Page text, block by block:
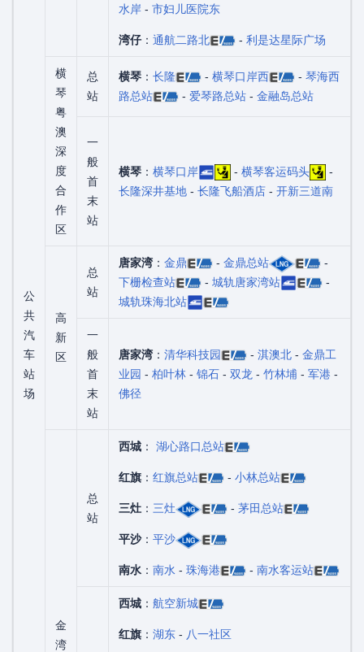
公
共
汽
车
站
场
水岸 - 市妇儿医院东
湾仔 ： 通航二路北 - 利是达星际广场
横
琴
粤
澳
深
度
合
作
区
总
站
横琴 ： 长隆 - 横琴口岸西 - 琴海西
路总站
- 爱琴路总站 - 金融岛总站
一
般
首
末
站
横琴 ： 横琴口岸 - 横琴客运码头
-
长隆深井基地 - 长隆飞船酒店 - 开新三道南
高
新
区
总
站
唐家湾 ： 金鼎 - 金鼎总站
-
下栅检查站
- 城轨唐家湾站
-
城轨珠海北站
一
般
首
末
站
唐家湾 ： 清华科技园 - 淇澳北 - 金鼎工
业园 - 柏叶林 - 锦石 - 双龙 - 竹林埔 - 军港 -
佛径
金
湾
总
站
西城 ： 湖心路口总站
红旗 ： 红旗总站 - 小林总站
三灶 ： 三灶 - 茅田总站
平沙： 平沙
南水 ： 南水 - 珠海港 - 南水客运站
西城 ： 航空新城
红旗 ： 湖东 - 八一社区